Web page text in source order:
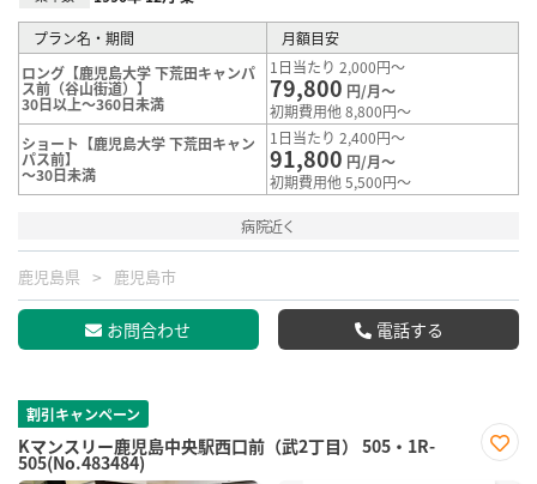
プラン名・期間
月額目安
ロング【鹿児島大学 下荒田キャンパ
ス前（谷山街道）】
30日以上～360日未満
1日当たり 2,000円～
79,800 円/月～
初期費用他 8,800円～
ショート【鹿児島大学 下荒田キャン
パス前】
～30日未満
1日当たり 2,400円～
91,800 円/月～
初期費用他 5,500円～
病院近く
鹿児島県 鹿児島市
お問合わせ 電話する
割引キャンペーン
Kマンスリー鹿児島中央駅西口前（武2丁目） 505・1R-
505(No.483484)